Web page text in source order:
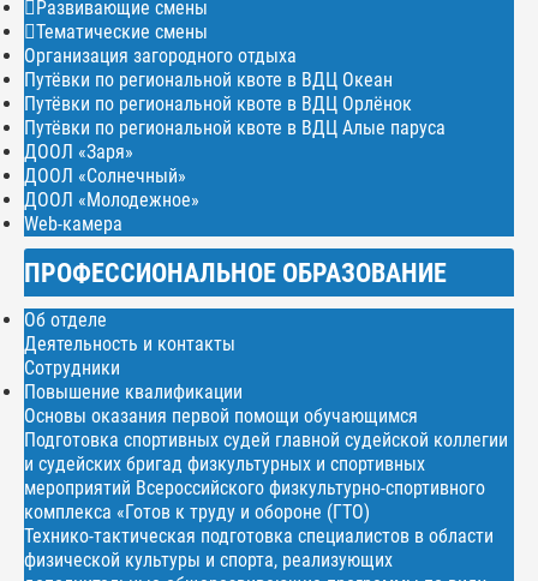
Развивающие смены
Тематические смены
Организация загородного отдыха
Путёвки по региональной квоте в ВДЦ Океан
Путёвки по региональной квоте в ВДЦ Орлёнок
Путёвки по региональной квоте в ВДЦ Алые паруса
ДООЛ «Заря»
ДООЛ «Солнечный»
ДООЛ «Молодежное»
Web-камера
ПРОФЕССИОНАЛЬНОЕ ОБРАЗОВАНИЕ
Об отделе
Деятельность и контакты
Сотрудники
Повышение квалификации
Основы оказания первой помощи обучающимся
Подготовка спортивных судей главной судейской коллегии
и судейских бригад физкультурных и спортивных
мероприятий Всероссийского физкультурно-спортивного
комплекса «Готов к труду и обороне (ГТО)
Технико-тактическая подготовка специалистов в области
физической культуры и спорта, реализующих